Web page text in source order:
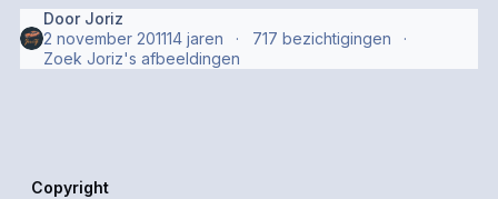
Door Joriz
2 november 201114 jaren
717 bezichtigingen
Zoek Joriz's afbeeldingen
Copyright